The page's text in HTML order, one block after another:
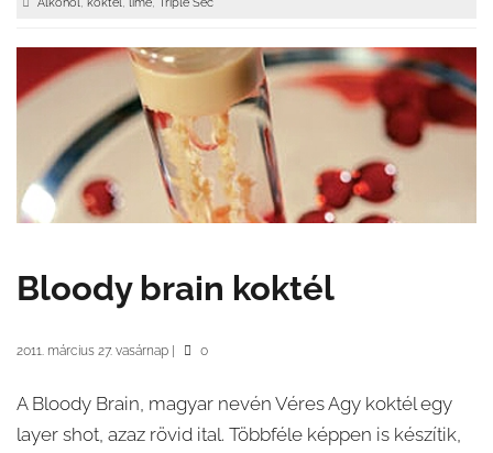
Alkohol koktél lime Triple Sec
Bloody brain koktél
2011. március 27. vasárnap 0
A Bloody Brain, magyar nevén Véres Agy koktél egy
layer shot, azaz rövid ital. Többféle képpen is készítik,